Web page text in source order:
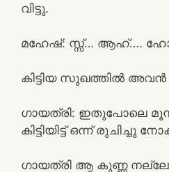
വിട്ടു.
മഹേഷ്‌: സ്സ്‌… ആഹ്…. ഹോ….
കിട്ടിയ സുഖത്തിൽ
ഗായത്രി: ഇതുപോലെ
കിട്ടിയിട്ട് ഒന്ന് രുചിച്ചു
ഗായത്രി ആ കുണ്ണ